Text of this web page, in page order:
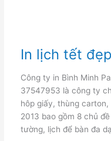
In lịch tết đẹp
Công ty in Bình Minh
37547953 là công ty
hôp giấy, thùng
2013 bao gồm 8 chủ
tường, lịch để bàn đa
đẹp